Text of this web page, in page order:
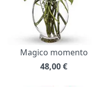
Magico momento
48,00€